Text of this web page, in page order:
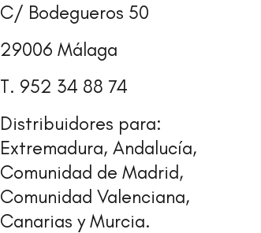
C/ Bodegueros 50
29006 Málaga
T. 952 34 88 74
Distribuidores para:
Extremadura, Andalucía,
Comunidad de Madrid,
Comunidad Valenciana,
Canarias y Murcia.